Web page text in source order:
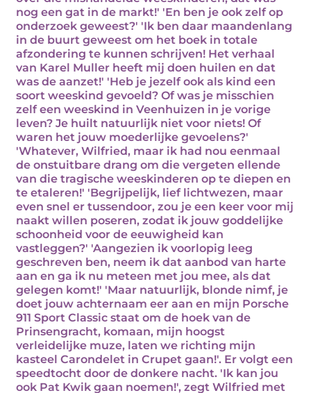
nog een gat in de markt!' 'En ben je ook zelf op
onderzoek geweest?' 'Ik ben daar maandenlang
in de buurt geweest om het boek in totale
afzondering te kunnen schrijven! Het verhaal
van Karel Muller heeft mij doen huilen en dat
was de aanzet!' 'Heb je jezelf ook als kind een
soort weeskind gevoeld? Of was je misschien
zelf een weeskind in Veenhuizen in je vorige
leven? Je huilt natuurlijk niet voor niets! Of
waren het jouw moederlijke gevoelens?'
'Whatever, Wilfried, maar ik had nou eenmaal
de onstuitbare drang om die vergeten ellende
van die tragische weeskinderen op te diepen en
te etaleren!' 'Begrijpelijk, lief lichtwezen, maar
even snel er tussendoor, zou je een keer voor mij
naakt willen poseren, zodat ik jouw goddelijke
schoonheid voor de eeuwigheid kan
vastleggen?' 'Aangezien ik voorlopig leeg
geschreven ben, neem ik dat aanbod van harte
aan en ga ik nu meteen met jou mee, als dat
gelegen komt!' 'Maar natuurlijk, blonde nimf, je
doet jouw achternaam eer aan en mijn Porsche
911 Sport Classic staat om de hoek van de
Prinsengracht, komaan, mijn hoogst
verleidelijke muze, laten we richting mijn
kasteel Carondelet in Crupet gaan!'. Er volgt een
speedtocht door de donkere nacht. 'Ik kan jou
ook Pat Kwik gaan noemen!', zegt Wilfried met